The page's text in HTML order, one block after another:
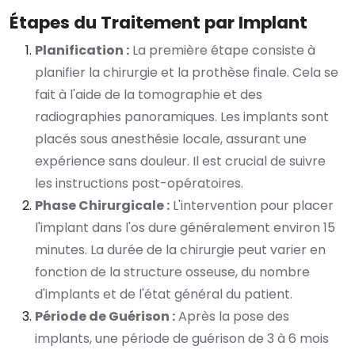
Étapes du Traitement par Implant
Planification : La première étape consiste à
planifier la chirurgie et la prothèse finale. Cela se
fait à l'aide de la tomographie et des
radiographies panoramiques. Les implants sont
placés sous anesthésie locale, assurant une
expérience sans douleur. Il est crucial de suivre
les instructions post-opératoires.
Phase Chirurgicale : L'intervention pour placer
l'implant dans l'os dure généralement environ 15
minutes. La durée de la chirurgie peut varier en
fonction de la structure osseuse, du nombre
d'implants et de l'état général du patient.
Période de Guérison :Après la pose des
implants, une période de guérison de 3 à 6 mois